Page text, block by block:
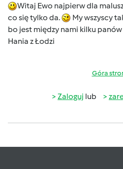
Witaj Ewo najpierw dla
co się tylko da.
My wszyscy
bo jest między nami kilku panów
Hania z Łodzi
Góra
Zaloguj lub